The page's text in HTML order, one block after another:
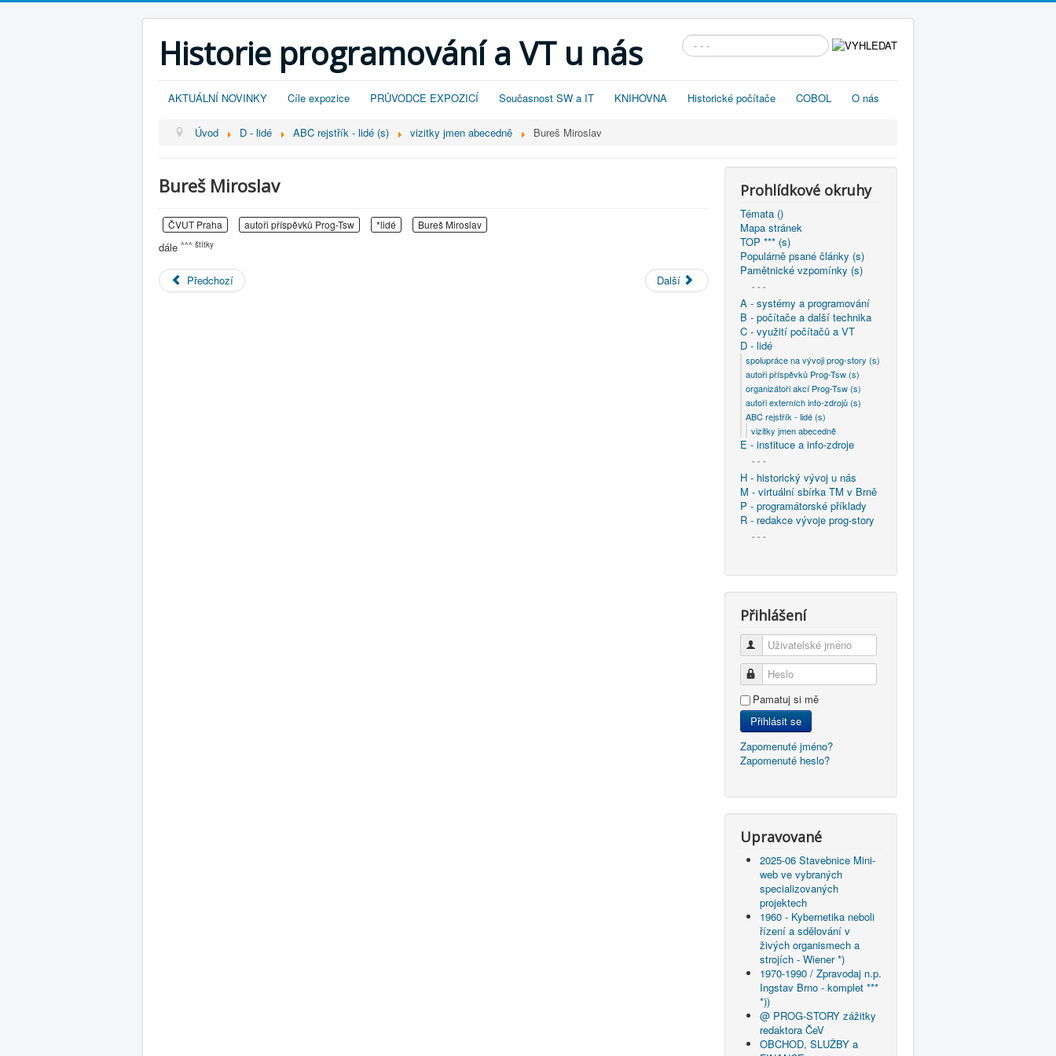
Historie programování a VT u nás Vyhledávání...
AKTUÁLNÍ NOVINKY Cíle expozice PRŮVODCE EXPOZICÍ Současnost SW a IT KNIHOVNA Historické počítače COBOL O nás
Úvod D - lidé ABC rejstřík - lidé (s) vizitky jmen abecedně Bureš Miroslav
Bureš Miroslav
ČVUT Praha autoři příspěvků Prog-Tsw *lidé Bureš Miroslav
dále ^^^ štítky
Předchozí Další
Prohlídkové okruhy
Témata ()
Mapa stránek
TOP *** (s)
Populárně psané články (s)
Pamětnické vzpomínky (s)
- - -
A - systémy a programování
B - počítače a další technika
C - využití počítačů a VT
D - lidé
spolupráce na vývoji prog-story (s)
autoři příspěvků Prog-Tsw (s)
organizátoři akcí Prog-Tsw (s)
autoři externích info-zdrojů (s)
ABC rejstřík - lidé (s)
vizitky jmen abecedně
E - instituce a info-zdroje
- - -
H - historický vývoj u nás
M - virtuální sbírka TM v Brně
P - programátorské příklady
R - redakce vývoje prog-story
- - -
Přihlášení
Uživatelské jméno
Heslo
Pamatuj si mě
Přihlásit se
Zapomenuté jméno?
Zapomenuté heslo?
Upravované
2025-06 Stavebnice Mini-
web ve vybraných
specializovaných
projektech
1960 - Kybernetika neboli
řízení a sdělování v
živých organismech a
strojích - Wiener *)
1970-1990 / Zpravodaj n.p.
Ingstav Brno - komplet ***
*))
@ PROG-STORY zážitky
redaktora ČeV
OBCHOD, SLUŽBY a